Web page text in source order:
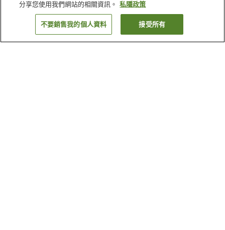
分享您使用我們網站的相關資訊。
私隱政策
不要銷售我的個人資料 接受所有